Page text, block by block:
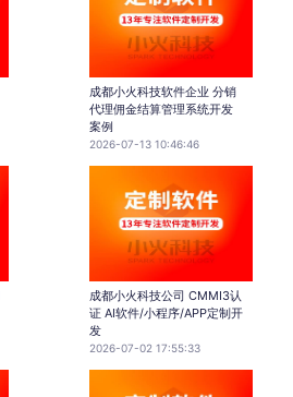
成都小火科技软件企业 分销
代理佣金结算管理系统开发
案例
2026-07-13 10:46:46
成都小火科技公司 CMMI3认
证 AI软件/小程序/APP定制开
发
2026-07-02 17:55:33